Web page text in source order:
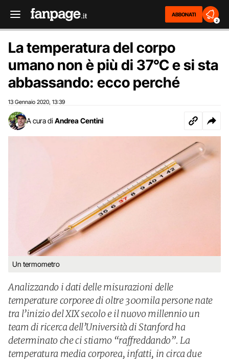
ABBONATI
2
La temperatura del corpo
umano non è più di 37°C e si sta
abbassando: ecco perché
13 Gennaio 2020 13:39
A cura di Andrea Centini
Un termometro
Analizzando i dati delle misurazioni delle
temperature corporee di oltre 300mila persone nate
tra l’inizio del XIX secolo e il nuovo millennio un
team di ricerca dell’Università di Stanford ha
determinato che ci stiamo “raffreddando”. La
temperatura media corporea, infatti, in circa due